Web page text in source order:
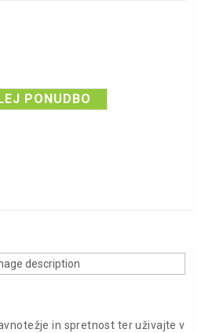
PONUDBO
in spretnost ter uživajte v